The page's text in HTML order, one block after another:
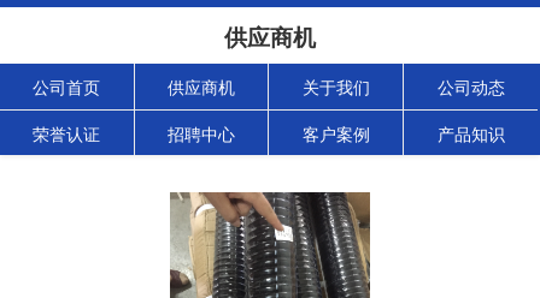
供应商机
公司首页 供应商机 关于我们 公司动态
荣誉认证 招聘中心 客户案例 产品知识